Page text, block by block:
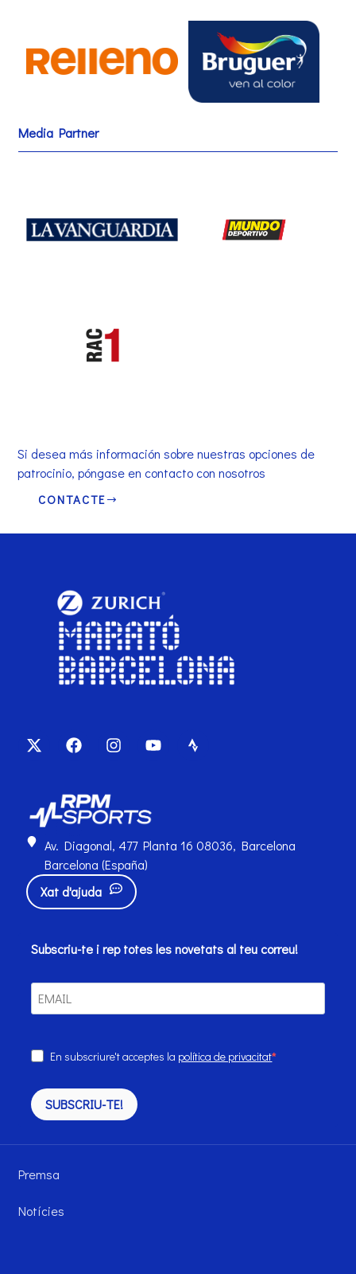
Media Partner
Si desea más información sobre nuestras opciones de
patrocinio, póngase en contacto con nosotros
CONTACTE
Subscriu-te i rep totes les novetats al teu correu!
En subscriure't acceptes la política de privacitat
SUBSCRIU-TE!
Av. Diagonal, 477 Planta 16 08036, Barcelona
Barcelona (España)
Xat d'ajuda
Premsa
Notícies